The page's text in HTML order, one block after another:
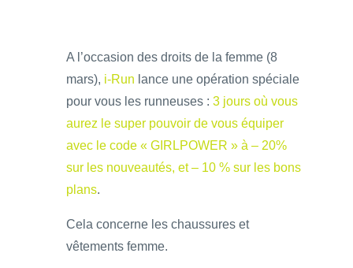
A l’occasion des droits de la femme (8
mars), i-Run lance une opération spéciale
pour vous les runneuses : 3 jours où vous
aurez le super pouvoir de vous équiper
avec le code « GIRLPOWER » à – 20%
sur les nouveautés, et – 10 % sur les bons
plans.
Cela concerne les chaussures et
vêtements femme.